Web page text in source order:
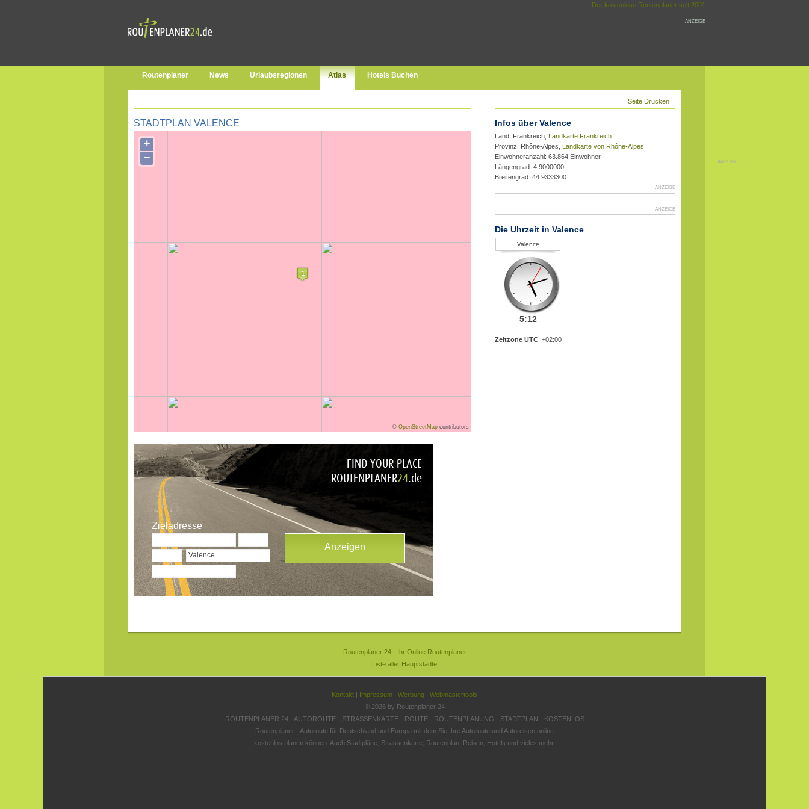
Der kostenlose Routenplaner seit 2001
ANZEIGE
ANZEIGE
Routenplaner News Urlaubsregionen Atlas Hotels Buchen
Seite Drucken
STADTPLAN VALENCE
+
−
© OpenStreetMap contributors
Zieladresse
Infos über Valence
Land: Frankreich, Landkarte Frankreich
Provinz: Rhône-Alpes, Landkarte von Rhône-Alpes
Einwohneranzahl: 63.864 Einwohner
Längengrad: 4.9000000
Breitengrad: 44.9333300
ANZEIGE
ANZEIGE
Die Uhrzeit in Valence
Valence
5:12
Zeitzone UTC: +02:00
Routenplaner 24 - Ihr Online Routenplaner
Liste aller Hauptstädte
Kontakt | Impressum | Werbung | Webmastertools
© 2026 by Routenplaner 24
ROUTENPLANER 24 - AUTOROUTE - STRASSENKARTE - ROUTE - ROUTENPLANUNG - STADTPLAN - KOSTENLOS
Routenplaner - Autoroute für Deutschland und Europa mit dem Sie Ihre Autoroute und Autoreisen online
kostenlos planen können. Auch Stadtpläne, Strassenkarte, Routenplan, Reisen, Hotels und vieles mehr.